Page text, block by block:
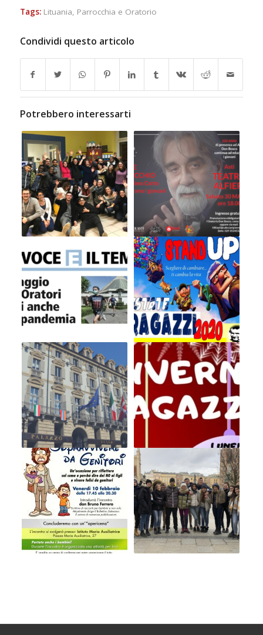
Tags: Lituania, Parrocchia e Oratorio
Condividi questo articolo
Potrebbero interessarti